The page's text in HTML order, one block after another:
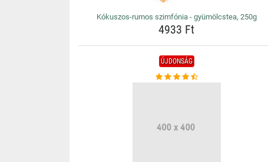
Kókuszos-rumos szimfónia - gyümölcstea, 250g
4933 Ft
ÚJDONSÁG